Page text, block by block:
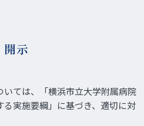
開示
ては、「横浜市立大学附属病院
実施要綱」に基づき、適切に対